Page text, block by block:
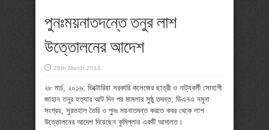
পুনঃময়নাতদন্তে তনুর লাশ
উত্তোলনের আদেশ
28th March 2016
২৮ মার্চ, ২০১৬: ভিক্টোরিয়া সরকারি কলেজের ছাত্রী ও নাট্যকর্মী সোহাগী
জাহান তনুর হত্যার আট দিন পর মামলার সুষ্ঠু তদন্ত, ডিএনএ নমুনা
সংগ্রহ, সুরতহাল তৈরি ও পুনঃ ময়নাতদন্ত করতে কবর থেকে লাশ
উত্তোলনের আদেশ দিয়েছেন কুমিল্লার একটি আদালত।